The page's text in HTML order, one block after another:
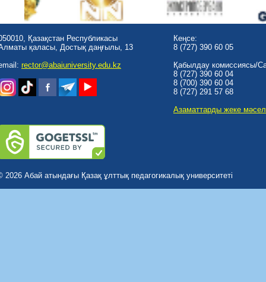
Қазақстан Республикасы
қаласы, Достық даңғылы, 13
rector@abaiuniversity.edu.kz
Кеңсе:
8 (727) 390 60 05
Қабылдау комиссиясы/
8 (727) 390 60 04
8 (700) 390 60 04
8 (727) 291 57 68
Азаматтарды жеке
2026 Абай атындағы Қазақ ұлттық педагогикалық университеті